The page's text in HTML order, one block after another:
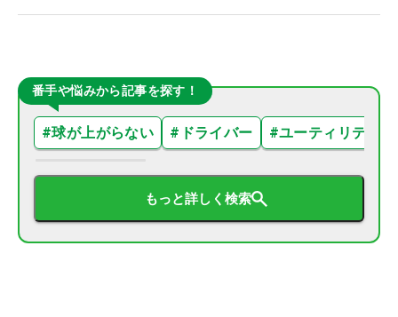
番手や悩みから記事を探す！
#球が上がらない # ドライバー #ユーティリティ
もっと詳しく検索